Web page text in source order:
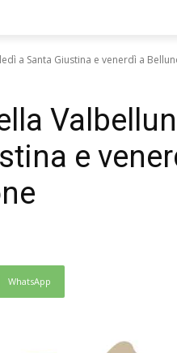
a Santa Giustina e venerdì a
e
WhatsApp